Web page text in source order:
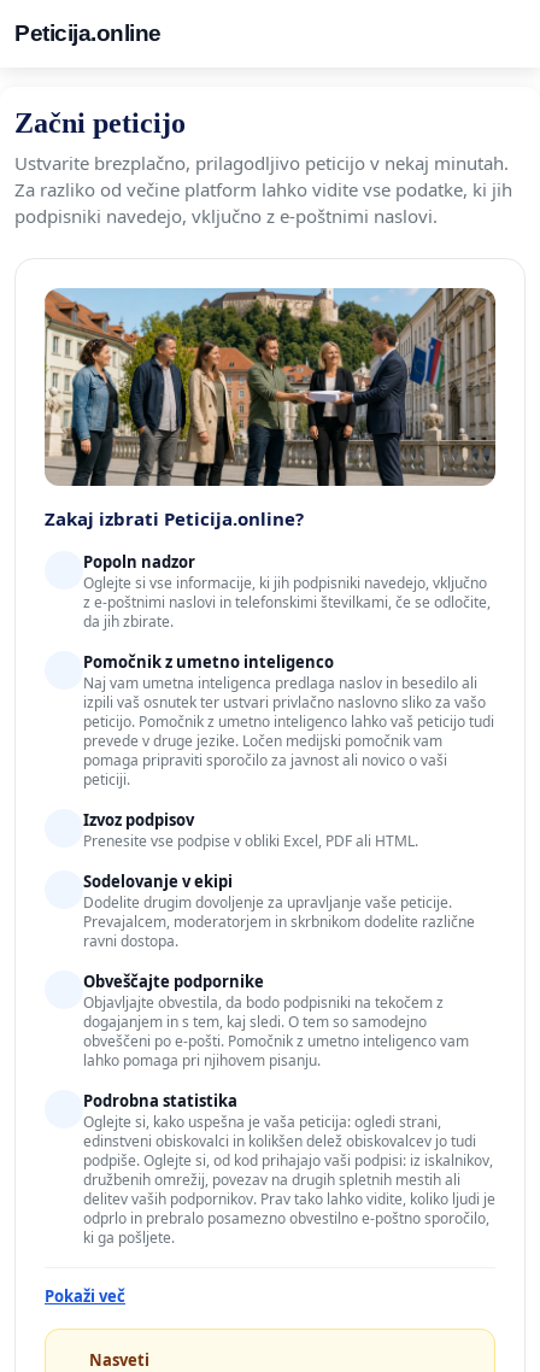
Peticija.online
Začni peticijo
Ustvarite brezplačno, prilagodljivo peticijo v nekaj minutah.
Za razliko od večine platform lahko vidite vse podatke, ki jih
podpisniki navedejo, vključno z e-poštnimi naslovi.
Zakaj izbrati Peticija.online?
Popoln nadzor
Oglejte si vse informacije, ki jih podpisniki navedejo, vključno
z e-poštnimi naslovi in telefonskimi številkami, če se odločite,
da jih zbirate.
Pomočnik z umetno inteligenco
Naj vam umetna inteligenca predlaga naslov in besedilo ali
izpili vaš osnutek ter ustvari privlačno naslovno sliko za vašo
peticijo. Pomočnik z umetno inteligenco lahko vaš peticijo tudi
prevede v druge jezike. Ločen medijski pomočnik vam
pomaga pripraviti sporočilo za javnost ali novico o vaši
peticiji.
Izvoz podpisov
Prenesite vse podpise v obliki Excel, PDF ali HTML.
Sodelovanje v ekipi
Dodelite drugim dovoljenje za upravljanje vaše peticije.
Prevajalcem, moderatorjem in skrbnikom dodelite različne
ravni dostopa.
Obveščajte podpornike
Objavljajte obvestila, da bodo podpisniki na tekočem z
dogajanjem in s tem, kaj sledi. O tem so samodejno
obveščeni po e-pošti. Pomočnik z umetno inteligenco vam
lahko pomaga pri njihovem pisanju.
Podrobna statistika
Oglejte si, kako uspešna je vaša peticija: ogledi strani,
edinstveni obiskovalci in kolikšen delež obiskovalcev jo tudi
podpiše. Oglejte si, od kod prihajajo vaši podpisi: iz iskalnikov,
družbenih omrežij, povezav na drugih spletnih mestih ali
delitev vaših podpornikov. Prav tako lahko vidite, koliko ljudi je
odprlo in prebralo posamezno obvestilno e-poštno sporočilo,
ki ga pošljete.
Pokaži več
Nasveti